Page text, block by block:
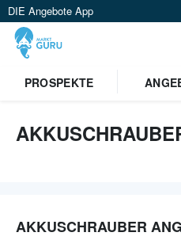
DIE Angebote App
PROSPEKTE
AKKUSCHRAUBER